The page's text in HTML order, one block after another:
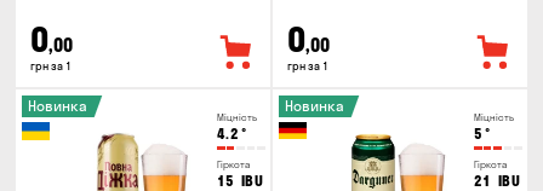
0,00
грн за 1
0,00
грн за 1
Міцність
4.2 °
Гіркота
15 IBU
Новинка
Міцність
5 °
Гіркота
21 IBU
Новинка